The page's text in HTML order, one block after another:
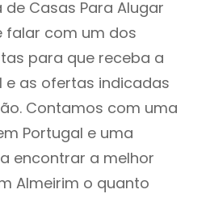
Casas Para Alugar
falar com um dos
para que receba a
e as ofertas indicadas
Contamos com uma
Portugal e uma
encontrar a melhor
Almeirim o quanto